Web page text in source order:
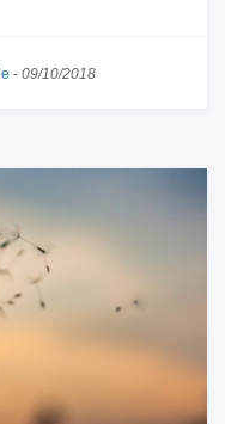
- 09/10/2018